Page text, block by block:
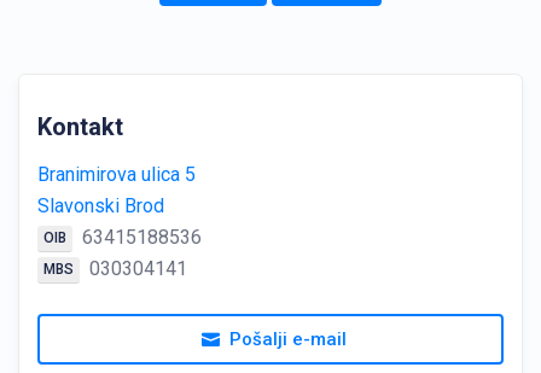
Kontakt
Branimirova ulica 5
Slavonski Brod
OIB 63415188536
MBS 030304141
Pošalji e-mail